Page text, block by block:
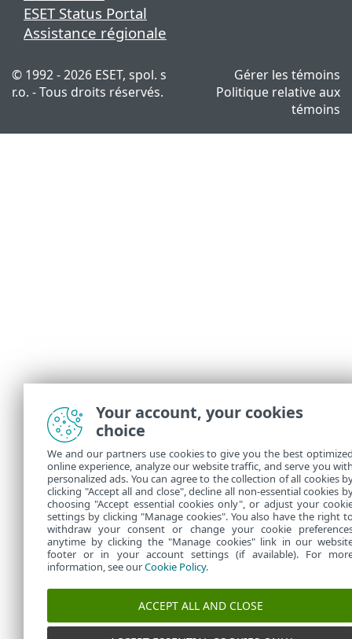
ESET Status Portal
Assistance régionale
© 1992 - 2026 ESET, spol. s
r.o. - Tous droits réservés.
Gérer les témoins
Politique relative aux
témoins
Your account, your cookies
choice
We and our partners use cookies to give you the best
online experience, analyze our website traffic, and serve you
personalized ads. You can agree to the collection of all cookies
clicking "Accept all and close", decline all non-essential cookies
choosing "Accept essential cookies only", or adjust your
settings by clicking "Manage cookies". You also have the right
withdraw your consent or change your cookie
anytime by clicking the "Manage cookies" link in our
footer or in your account settings (if available). For
information, see ourCookie Policy.
ACCEPT ALL AND CLOSE